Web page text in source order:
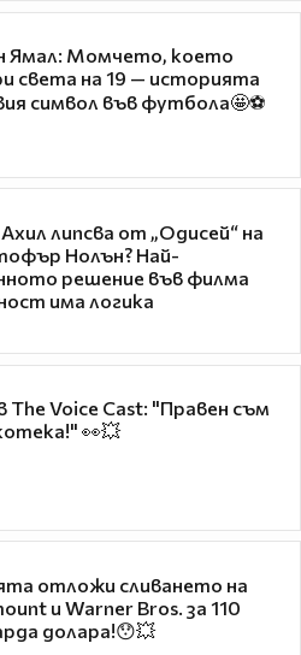
Ямал: Момчето, което
света на 19 — историята
символ във футбола🤩⚽
липсва от „Одисей“ на
Нолън? Най-
решение във филма
има логика
The Voice Cast: "Правен съм
👀💥
отложи сливането на
и Warner Bros. за 110
долара!😯💥